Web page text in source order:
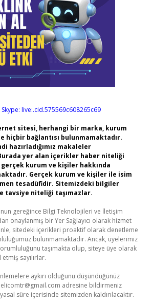
Skype: live:.cid.575569c608265c69
sitesi, herhangi bir marka, kurum
hiçbir bağlantısı bulunmamaktadır.
hazırladığımız makaleler
yer alan içerikler haber niteliği
kurum ve kişiler hakkında
Gerçek kurum ve kişiler ile isim
tesadüfidir. Sitemizdeki bilgiler
tavsiye niteliği taşımazlar.
gereğince Bilgi Teknolojileri ve İletişim
onaylanmış bir Yer Sağlayıcı olarak hizmet
sitedeki içerikleri proaktif olarak denetleme
bulunmamaktadır. Ancak, üyelerimiz
taşımakta olup, siteye üye olarak
sayılırlar.
aykırı olduğunu düşündüğünüz
adresine bildirmeniz
süre içerisinde sitemizden kaldırılacaktır.